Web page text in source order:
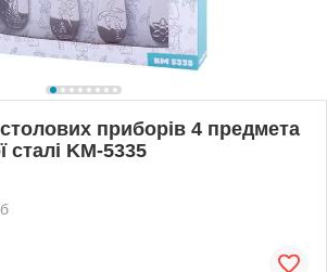
приборів 4 предмета
сталі KM-5335